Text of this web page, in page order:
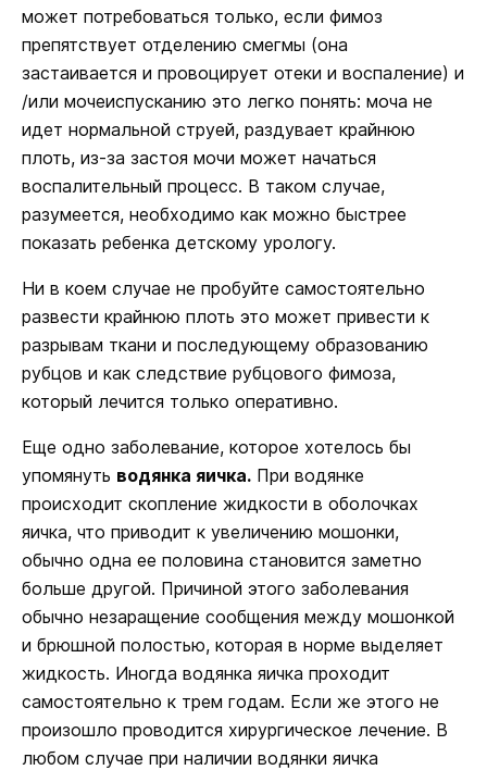
может потребоваться только, если фимоз
препятствует отделению смегмы (она
застаивается и провоцирует отеки и воспаление) и
/или мочеиспусканию это легко понять: моча не
идет нормальной струей, раздувает крайнюю
плоть, из-за застоя мочи может начаться
воспалительный процесс. В таком случае,
разумеется, необходимо как можно быстрее
показать ребенка детскому урологу.
Ни в коем случае не пробуйте самостоятельно
развести крайнюю плоть это может привести к
разрывам ткани и последующему образованию
рубцов и как следствие рубцового фимоза,
который лечится только оперативно.
Еще одно заболевание, которое хотелось бы
упомянуть водянка яичка. При водянке
происходит скопление жидкости в оболочках
яичка, что приводит к увеличению мошонки,
обычно одна ее половина становится заметно
больше другой. Причиной этого заболевания
обычно незаращение сообщения между мошонкой
и брюшной полостью, которая в норме выделяет
жидкость. Иногда водянка яичка проходит
самостоятельно к трем годам. Если же этого не
произошло проводится хирургическое лечение. В
любом случае при наличии водянки яичка